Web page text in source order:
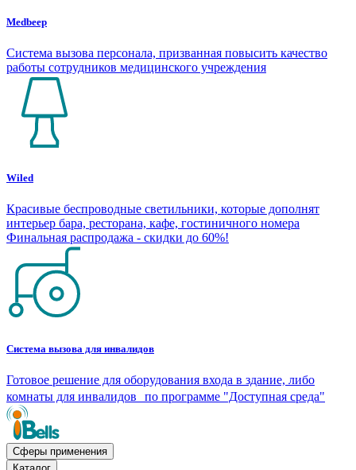
Medbeep
Система вызова персонала, призванная повысить качество
работы сотрудников медицинского учреждения
Wiled
Красивые беспроводные светильники, которые дополнят
интерьер бара, ресторана, кафе, гостиничного номера
Финальная распродажа - скидки до 60%!
Система вызова для инвалидов
Готовое решение для оборудования входа в здание, либо
комнаты для инвалидов по программе "Доступная среда"
Сферы применения